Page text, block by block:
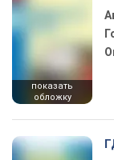
показать
обложку